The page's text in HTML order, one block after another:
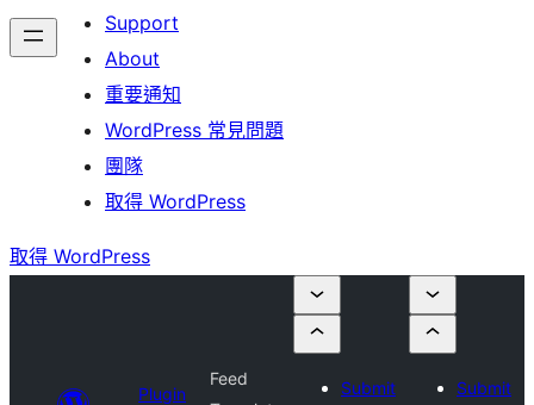
Support
About
重要通知
WordPress 常見問題
團隊
取得 WordPress
取得 WordPress
Plugin
Feed
Submit
Submit